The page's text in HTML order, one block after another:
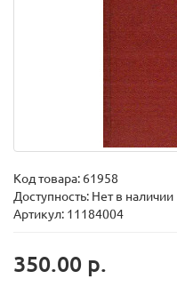
Код товара: 61958
Доступность: Нет в наличии
Артикул: 11184004
350.00 р.